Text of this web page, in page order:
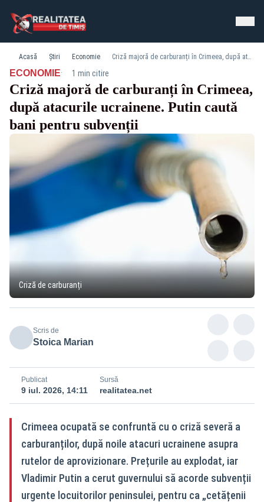
Acasă Știri Economie Criză majoră de carburanți în Crimeea, după atacurile ucrainene. Putin caută bani pentru subvenții
ECONOMIE· 1 min citire
Criză majoră de carburanți în Crimeea,
după atacurile ucrainene. Putin caută
bani pentru subvenții
Criză de carburanți
Scris de
Stoica Marian
Publicat
9 iul. 2026, 14:11
Sursă
realitatea.net
Crimeea ocupată se confruntă cu o criză severă a
carburanților, după noile atacuri ucrainene asupra
rutelor de aprovizionare. Prețurile au explodat, iar
Vladimir Putin a cerut guvernului să acorde subvenții
urgente locuitorilor peninsulei, pentru ca „cetățenii